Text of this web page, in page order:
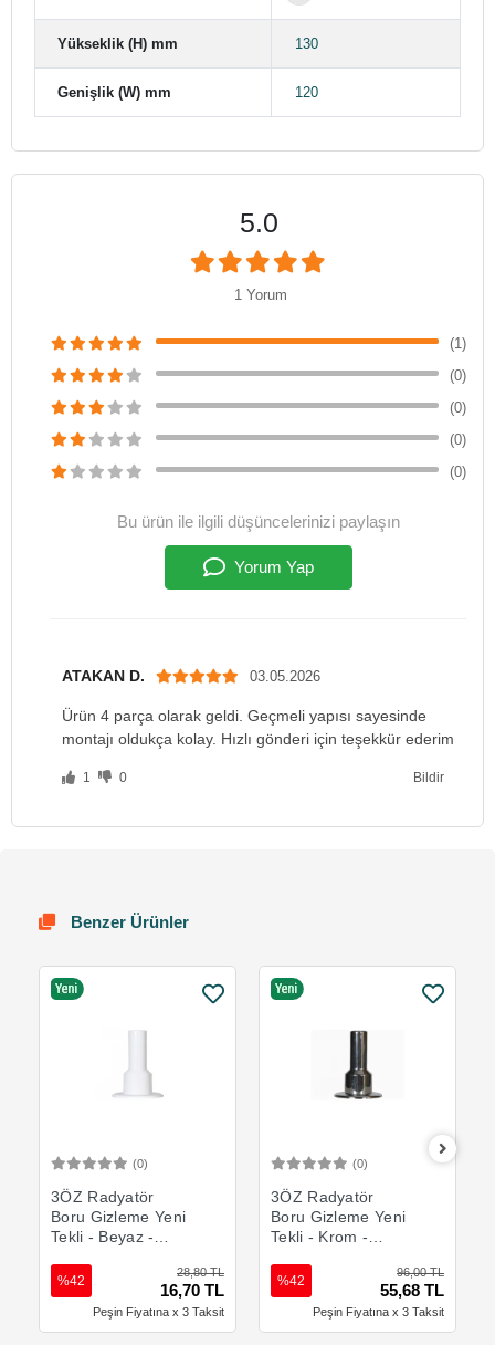
Yükseklik (H) mm 130
Genişlik (W) mm 120
5.0
1 Yorum
(1)
(0)
(0)
(0)
(0)
Bu ürün ile ilgili düşüncelerinizi paylaşın
Yorum Yap
ATAKAN D. 03.05.2026
Ürün 4 parça olarak geldi. Geçmeli yapısı sayesinde
montajı oldukça kolay. Hızlı gönderi için teşekkür ederim
1 0 Bildir
Benzer Ürünler
(0)
3ÖZ Radyatör
Boru Gizleme Yeni
Tekli - Beyaz -
28,80 TL
16,70 TL
%42
Peşin Fiyatına x 3 Taksit
(0)
3ÖZ Radyatör
Boru Gizleme Yeni
Tekli - Krom -
96,00 TL
55,68 TL
%42
Peşin Fiyatına x 3 Taksit